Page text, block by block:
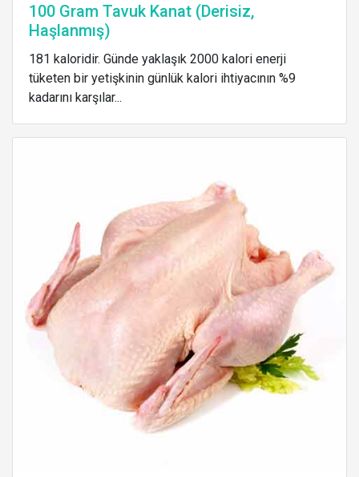
100 Gram Tavuk Kanat (Derisiz,
Haşlanmış)
181 kaloridir. Günde yaklaşık 2000 kalori enerji
tüketen bir yetişkinin günlük kalori ihtiyacının %9
kadarını karşılar...